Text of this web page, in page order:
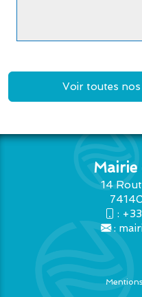
Voir toutes nos
Mairie
14
:
: